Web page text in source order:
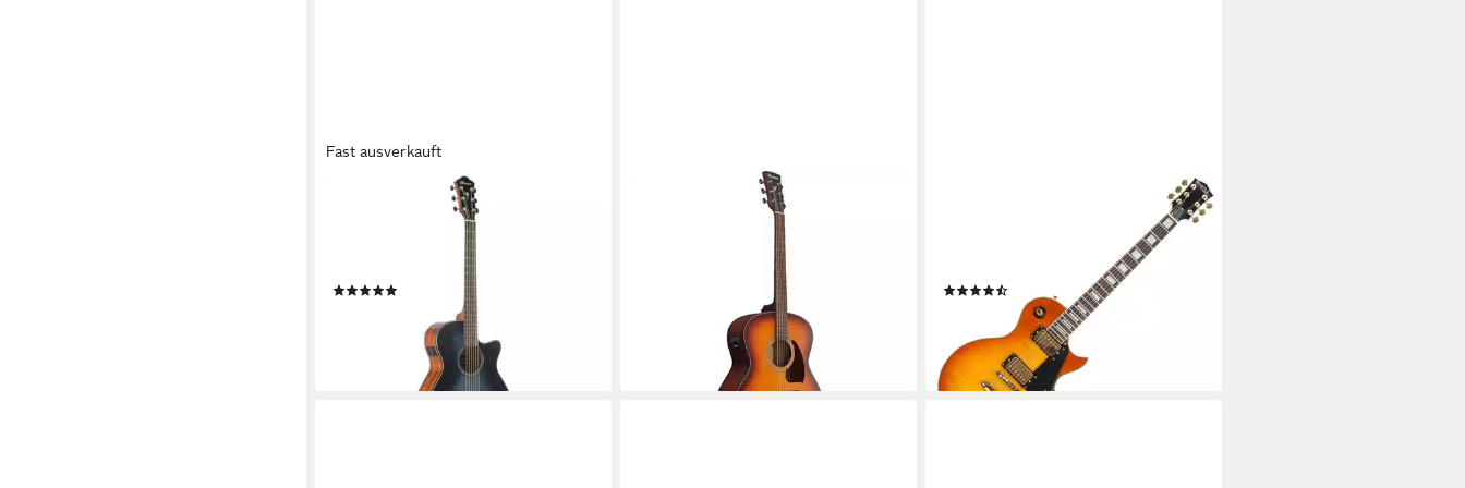
Fast ausverkauft
Westerngitarre, Westerngitarren,
000/OM Gitarren, AEG50 IBH -
lieferbar - in 3-4 Werktagen bei dir
Westerngitarre, Westerngitarren,
Jumbo Gitarren, PJ50E-OAH -
lieferbar - in 3-4 Werktagen bei dir
E-Gitarre Pro L-200 Single Cut
elektrische Gitarre, 2 Humbucker
Tonabnehmer - Palisander Griffbrett
lieferbar - in 2-3 Werktagen bei dir